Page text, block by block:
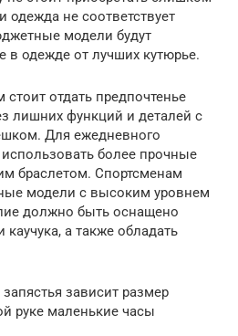
одежда не соответствует
модели будут
в одежде от лучших кутюрье.
отдать предпочтенье
лишних функций и деталей с
Для ежедневного
более прочные
браслетом. Спортсменам
модели с высоким уровнем
должно быть оснащено
а также обладать
зависит размер
руке маленькие часы